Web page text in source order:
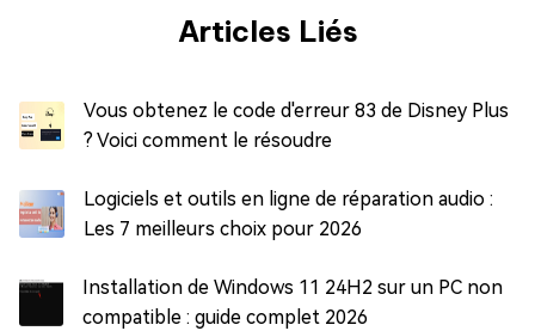
Articles Liés
Vous obtenez le code d'erreur 83 de Disney Plus
? Voici comment le résoudre
Logiciels et outils en ligne de réparation audio :
Les 7 meilleurs choix pour 2026
Installation de Windows 11 24H2 sur un PC non
compatible : guide complet 2026